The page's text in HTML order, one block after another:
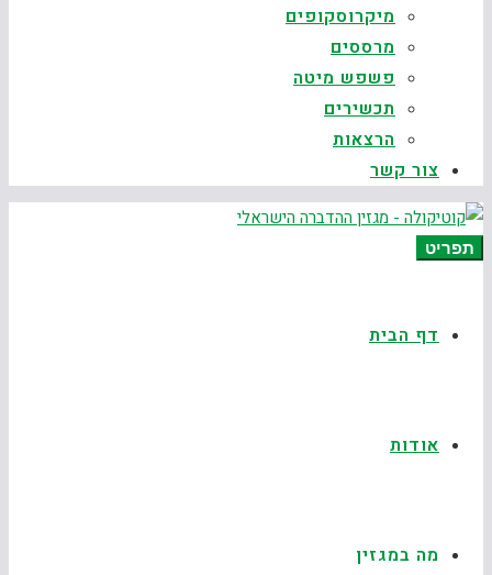
מיקרוסקופים
מרססים
פשפש מיטה
תכשירים
הרצאות
צור קשר
תפריט
דף הבית
אודות
מה במגזין